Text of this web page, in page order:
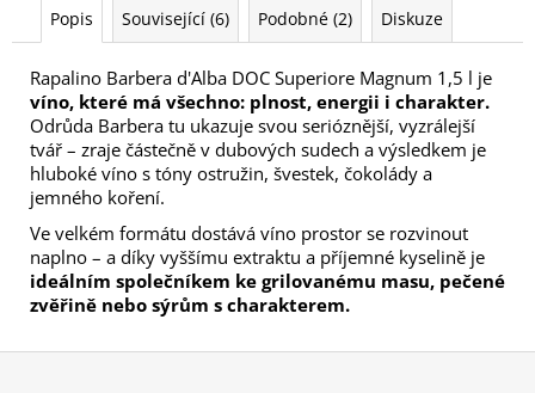
Popis Související (6) Podobné (2) Diskuze
Rapalino Barbera d'Alba DOC Superiore Magnum 1,5 l je
víno, které má všechno: plnost, energii i charakter.
Odrůda Barbera tu ukazuje svou serióznější, vyzrálejší
tvář – zraje částečně v dubových sudech a výsledkem je
hluboké víno s tóny ostružin, švestek, čokolády a
jemného koření.
Ve velkém formátu dostává víno prostor se rozvinout
naplno – a díky vyššímu extraktu a příjemné kyselině je
ideálním společníkem ke grilovanému masu, pečené
zvěřině nebo sýrům s charakterem.
Z